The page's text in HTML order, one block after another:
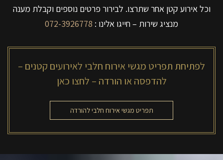
וכל אירוע קטן אחר שתרצו. לבירור פרטים נוספים וקבלת מענה
מנציג שירות – חייגו אלינו : 072-3926778
תפריט מגשי אירוח חלבי להורדה
לפתיחת תפריט מגשי אירוח חלבי לאירועים קטנים –
להדפסה או הורדה – לחצו כאן